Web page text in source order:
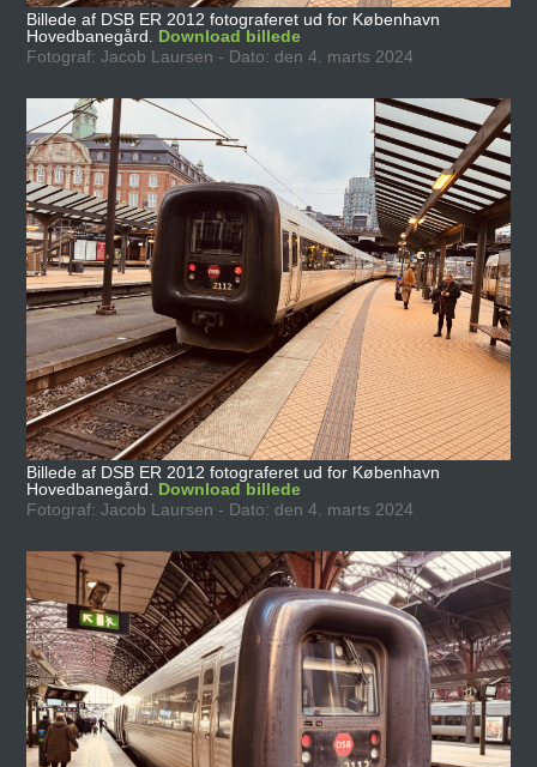
Billede af DSB ER 2012 fotograferet ud for København
Hovedbanegård. Download billede
Fotograf: Jacob Laursen - Dato: den 4. marts 2024
Billede af DSB ER 2012 fotograferet ud for København
Hovedbanegård. Download billede
Fotograf: Jacob Laursen - Dato: den 4. marts 2024